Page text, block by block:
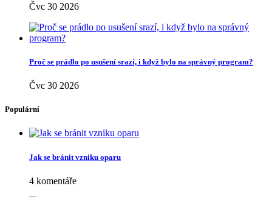
Čvc 30 2026
Proč se prádlo po usušení srazí, i když bylo na správný program?
Čvc 30 2026
Populární
Jak se bránit vzniku oparu
4 komentáře